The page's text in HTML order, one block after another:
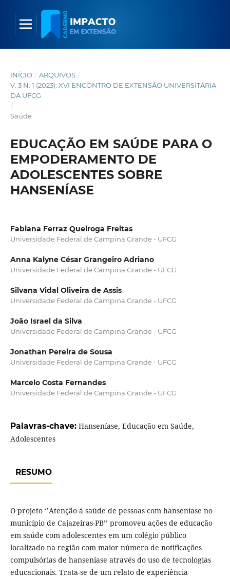
INÍCIO / ARQUIVOS /
V. 3 N. 1 (2023): XVI ENCONTRO DE EXTENSÃO UNIVERSITÁRIA
DA UFCG
/
Saúde
EDUCAÇÃO EM SAÚDE PARA O
EMPODERAMENTO DE
ADOLESCENTES SOBRE
HANSENÍASE
Fabiana Ferraz Queiroga Freitas
Universidade Federal de Campina Grande - UFCG
Anna Kalyne César Grangeiro Adriano
Universidade Federal de Campina Grande - UFCG
Silvana Vidal Oliveira de Assis
Universidade Federal de Campina Grande - UFCG
João Israel da Silva
Universidade Federal de Campina Grande - UFCG
Jonathan Pereira de Sousa
Universidade Federal de Campina Grande - UFCG
Marcelo Costa Fernandes
Universidade Federal de Campina Grande - UFCG
Palavras-chave: Hanseníase, Educação em Saúde,
Adolescentes
RESUMO
O projeto ‘’Atenção à saúde de pessoas com hanseníase no
município de Cajazeiras-PB’’ promoveu ações de educação
em saúde com adolescentes em um colégio público
localizado na região com maior número de notificações
compulsórias de hanseníase através do uso de tecnologias
educacionais. Trata-se de um relato de experiência